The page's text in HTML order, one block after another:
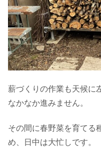
薪づくりの作業も天候に
なかなか進みません。
その間に春野菜を育てる
め、日中は大忙しです。